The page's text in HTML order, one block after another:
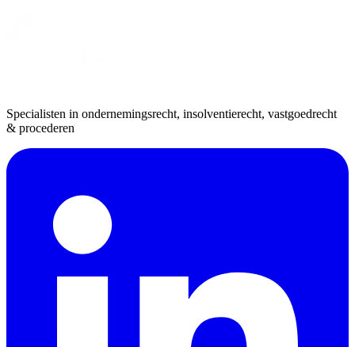
Specialisten in ondernemingsrecht, insolventierecht, vastgoedrecht
& procederen